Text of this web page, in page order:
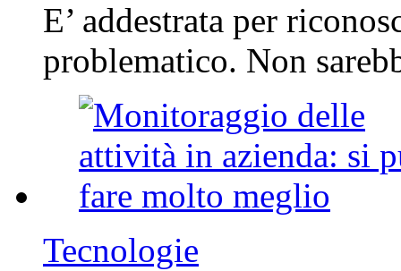
E’ addestrata per
problematico. Non
Tecnologie